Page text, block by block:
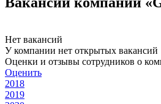
Нет вакансий
У компании нет открытых вакансий
Оценки и отзывы сотрудников о
Оценить
2018
2019